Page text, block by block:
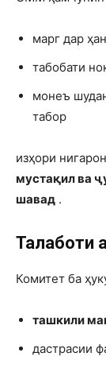
марг дар
табобати
монеъ
табор
изҳори
мустақил ва
шавад .
Талаботи
Комитет ба
ташкили
дастрасии